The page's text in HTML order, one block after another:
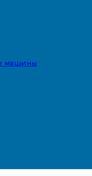
машины